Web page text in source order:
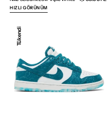
HIZLI GÖRÜNÜM
Nike
Dunk
Low
Tükendi